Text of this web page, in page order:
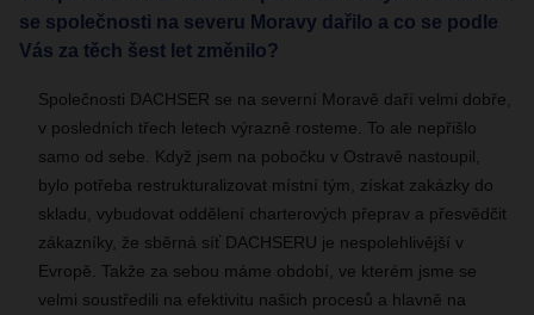
se společnosti na severu Moravy dařilo a co se podle
Vás za těch šest let změnilo?
Společnosti DACHSER se na severní Moravě daří velmi dobře,
v posledních třech letech výrazně rosteme. To ale nepřišlo
samo od sebe. Když jsem na pobočku v Ostravě nastoupil,
bylo potřeba restrukturalizovat místní tým, získat zakázky do
skladu, vybudovat oddělení charterových přeprav a přesvědčit
zákazníky, že sběrná síť DACHSERU je nespolehlivější v
Evropě. Takže za sebou máme období, ve kterém jsme se
velmi soustředili na efektivitu našich procesů a hlavně na